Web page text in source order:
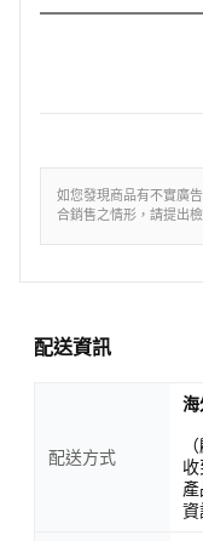
如您發現商品有不實廣
合銷售之情形，請提出
配送資訊
配送方式
海
資